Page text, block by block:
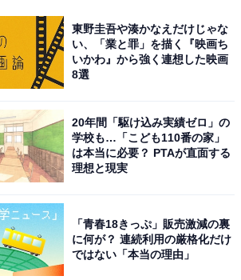
東野圭吾や湊かなえだけじゃな
い、「業と罪」を描く『映画ち
いかわ』から強く連想した映画
8選
20年間「駆け込み実績ゼロ」の
学校も…「こども110番の家」
は本当に必要？ PTAが直面する
理想と現実
「青春18きっぷ」販売激減の裏
に何が？ 連続利用の厳格化だけ
ではない「本当の理由」